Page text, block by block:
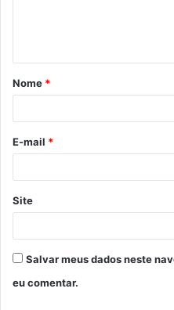
á
r
*
Nome *
E-mail *
Site
Salvar meus dados neste
eu comentar.